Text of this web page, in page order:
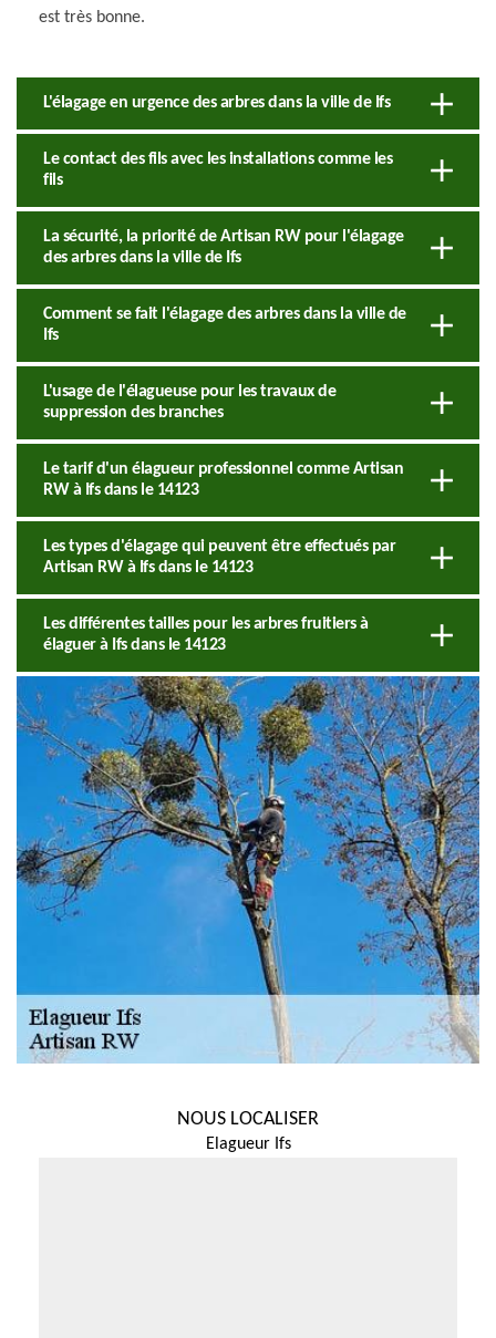
est très bonne.
L'élagage en urgence des arbres dans la ville de Ifs
Le contact des fils avec les installations comme les
fils
La sécurité, la priorité de Artisan RW pour l'élagage
des arbres dans la ville de Ifs
Comment se fait l'élagage des arbres dans la ville de
Ifs
L'usage de l'élagueuse pour les travaux de
suppression des branches
Le tarif d'un élagueur professionnel comme Artisan
RW à Ifs dans le 14123
Les types d'élagage qui peuvent être effectués par
Artisan RW à Ifs dans le 14123
Les différentes tailles pour les arbres fruitiers à
élaguer à Ifs dans le 14123
NOUS LOCALISER
Elagueur Ifs